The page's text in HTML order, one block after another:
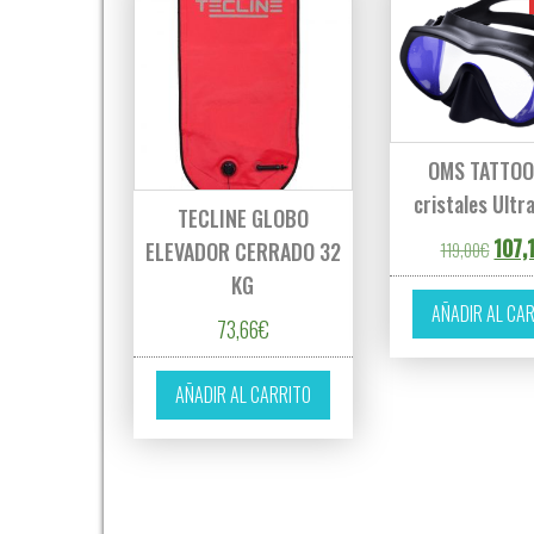
TECLINE GLOBO
ELEVADOR CERRADO 32
KG
73,66€
AÑADIR AL CARRITO
OMS
cristales
119,00€ El
AÑADIR AL